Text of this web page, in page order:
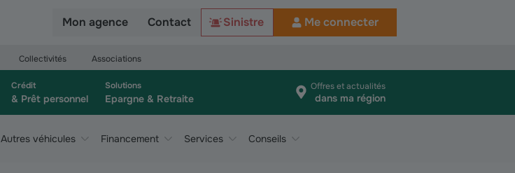
Mon agence Contact Sinistre Me connecter
Collectivités Associations
Crédit
& Prêt personnel
Solutions
Epargne & Retraite
Offres et actualités
dans ma région
Autres véhicules Financement Services Conseils